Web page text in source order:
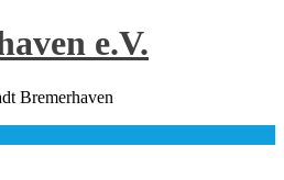
e.V.
Bremerhaven